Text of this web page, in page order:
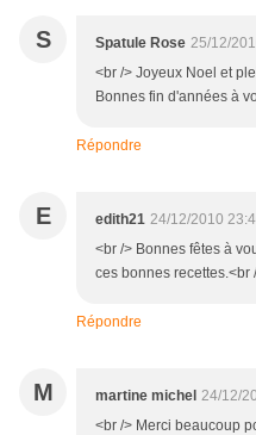
S Spatule Rose 25/12/
<br /> Joyeux Noel et
Bonnes fin d'années à
Répondre
E edith21 24/12/2010
<br /> Bonnes fêtes à
ces bonnes recettes.<br
Répondre
M martine michel 24/12/
<br /> Merci beaucoup